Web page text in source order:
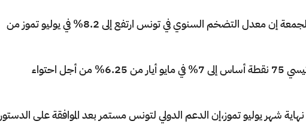
قال المعهد الوطني للإحصاء اليوم الجمعة إن معدل التضخم السنوي في تونس ارتفع إلى 8.2% في يوليو تموز من
ورفع البنك المركزي سعر الفائدة الرئيسي 75 نقطة أساس إلى 7% في مايو أيار من 6.25% من أجل احتواء
نهاية شهر يوليو تموز،إن الدعم الدولي لتونس مستمر بعد الموافقة على الدستور